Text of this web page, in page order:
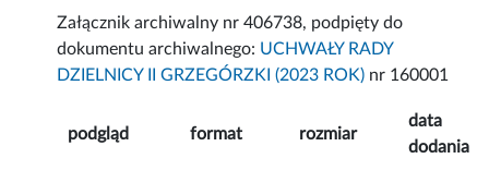
Załącznik archiwalny nr 406738, podpięty do
dokumentu archiwalnego: UCHWAŁY RADY
DZIELNICY II GRZEGÓRZKI (2023 ROK) nr 160001
podgląd format rozmiar
data
dodania